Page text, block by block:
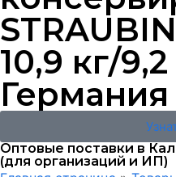
10,9 кг/9,2
Германия
Оптовые поставки в
(для организаций и ИП)